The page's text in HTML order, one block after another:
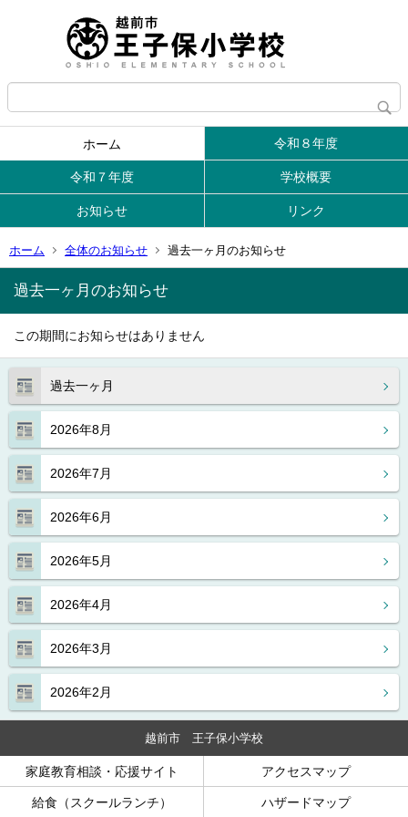
ホーム 令和８年度
令和７年度 学校概要
お知らせ リンク
ホーム 全体のお知らせ 過去一ヶ月のお知らせ
過去一ヶ月
2026年8月
2026年7月
2026年6月
2026年5月
2026年4月
2026年3月
2026年2月
過去一ヶ月のお知らせ
この期間にお知らせはありません
越前市 王子保小学校
家庭教育相談・応援サイト アクセスマップ
給食（スクールランチ） ハザードマップ